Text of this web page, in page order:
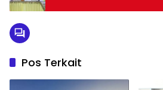
Pos Terkait